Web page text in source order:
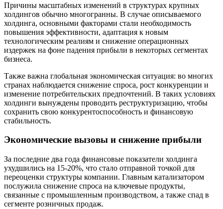
Причины масштабных изменений в структурах крупных
холдингов обычно многогранны. В случае описываемого
холдинга, основными факторами стали необходимость
повышения эффективности, адаптация к новым
технологическим реалиям и снижение операционных
издержек на фоне падения прибыли в некоторых сегментах
бизнеса.
Также важна глобальная экономическая ситуация: во многих
странах наблюдается снижение спроса, рост конкуренции и
изменение потребительских предпочтений. В таких условиях
холдинги вынуждены проводить реструктуризацию, чтобы
сохранить свою конкурентоспособность и финансовую
стабильность.
Экономические вызовы и снижение прибыли
За последние два года финансовые показатели холдинга
ухудшились на 15-20%, что стало отправной точкой для
переоценки структуры компании. Главным катализатором
послужила снижение спроса на ключевые продукты,
связанные с промышленным производством, а также спад в
сегменте розничных продаж.